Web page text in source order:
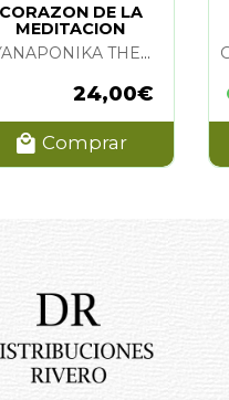
CORAZON DE LA
MEDITACION
BUDISTA. EL
NYANAPONIKA THERA
24,00€
Comprar